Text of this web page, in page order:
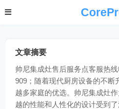
文章摘要
帅尼集成灶售后服务点客服热
909；随着现代厨房设备的不断
越多家庭的优选。帅尼集成灶
越的性能和人性化的设计受到